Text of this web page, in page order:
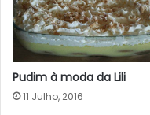
Pudim à moda da Lili
11 Julho, 2016